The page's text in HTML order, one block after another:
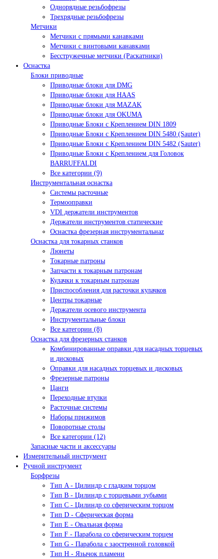
Однорядные резьбофрезы
Трехрядные резьбофрезы
Метчики
Метчики с прямыми канавками
Метчики с винтовыми канавками
Бесстружечные метчики (Раскатники)
Оснастка
Блоки приводные
Приводные блоки для DMG
Приводные блоки для HAAS
Приводные блоки для MAZAK
Приводные блоки для OKUMA
Приводные Блоки с Креплением DIN 1809
Приводные Блоки с Креплением DIN 5480 (Sauter)
Приводные Блоки с Креплением DIN 5482 (Sauter)
Приводные Блоки с Креплением для Головок
BARRUFFALDI
Все категории (9)
Инструментальная оснастка
Системы расточные
Термооправки
VDI держатели инструментов
Держатели инструментов статические
Оснастка фрезерная инструментальнаz
Оснастка для токарных станков
Люнеты
Токарные патроны
Запчасти к токарным патронам
Кулачки к токарным патронам
Приспособления для расточки кулачков
Центры токарные
Держатели осевого инструмента
Инструментальные блоки
Все категории (8)
Оснастка для фрезерных станков
Комбинированные оправки для насадных торцевых
и дисковых
Оправки для насадных торцевых и дисковых
Фрезерные патроны
Цанги
Переходные втулки
Расточные системы
Наборы прижимов
Поворотные столы
Все категории (12)
Запасные части и аксессуары
Измерительный инструмент
Ручной инструмент
Борфрезы
Тип A - Цилиндр с гладким торцом
Тип В - Цилиндр с торцевыми зубьями
Тип С - Цилиндр со сферическим торцом
Тип D - Сферическая форма
Тип Е - Овальная форма
Тип F - Парабола со сферическим торцем
Тип G - Парабола с заостренной головкой
Тип H - Язычок пламени